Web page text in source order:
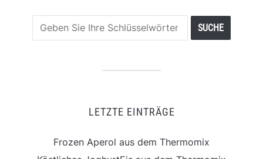
LETZTE EINTRÄGE
Frozen Aperol aus dem Thermomix